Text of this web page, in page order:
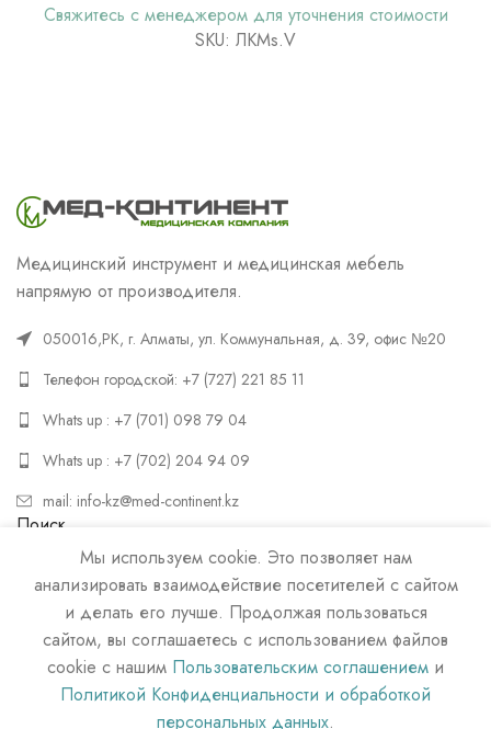
Свяжитесь с менеджером для уточнения стоимости
SKU: ЛКМs.V
Медицинский инструмент и медицинская мебель
напрямую от производителя.
050016,РК, г. Алматы, ул. Коммунальная, д. 39, офис №20
Телефон городской: +7 (727) 221 85 11
Whats up : +7 (701) 098 79 04
Whats up : +7 (702) 204 94 09
mail: info-kz@med-continent.kz
Поиск
ПОИСК
Мы используем cookie. Это позволяет нам
анализировать взаимодействие посетителей с сайтом
и делать его лучше. Продолжая пользоваться
сайтом, вы соглашаетесь с использованием файлов
cookie с нашим Пользовательским соглашением и
Политикой Конфиденциальности и обработкой
персональных данных.